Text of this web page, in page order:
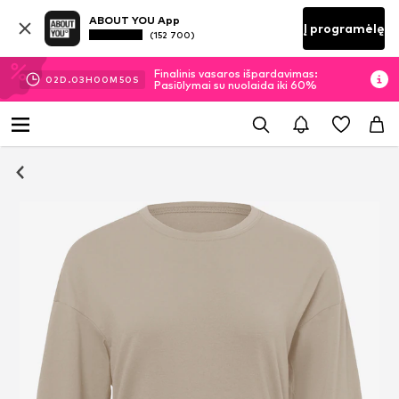
ABOUT YOU App
(152 700) Į programėlę
02D.03H 00M 49 S
Finalinis vasaros išpardavimas:
Pasiūlymai su nuolaida iki 60%